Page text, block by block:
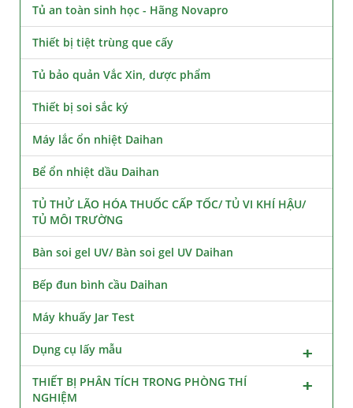
Tủ an toàn sinh học - Hãng Novapro
Thiết bị tiệt trùng que cấy
Tủ bảo quản Vắc Xin, dược phẩm
Thiết bị soi sắc ký
Máy lắc ổn nhiệt Daihan
Bể ổn nhiệt dầu Daihan
TỦ THỬ LÃO HÓA THUỐC CẤP TỐC/ TỦ VI KHÍ HẬU/
TỦ MÔI TRƯỜNG
Bàn soi gel UV/ Bàn soi gel UV Daihan
Bếp đun bình cầu Daihan
Máy khuấy Jar Test
Dụng cụ lấy mẫu
THIẾT BỊ PHÂN TÍCH TRONG PHÒNG THÍ
NGHIỆM